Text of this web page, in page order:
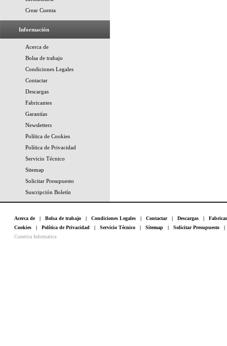
Crear Cuenta
Información
Acerca de
Bolsa de trabajo
Condiciones Legales
Contactar
Descargas
Fabricantes
Garantías
Newsletters
Política de Cookies
Política de Privacidad
Servicio Técnico
Sitemap
Solicitar Presupuesto
Suscripción Boletín
Acerca de| Bolsa de trabajo | Condiciones Legales | Contactar| Descargas |
Cookies | Política de Privacidad | Servicio Técnico | Sitemap | Solicitar Presupuesto
Conetica Informatica